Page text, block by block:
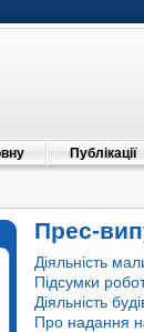
Публікації
Прес-
Діяльність
Підсумки
Діяльність
Про надання